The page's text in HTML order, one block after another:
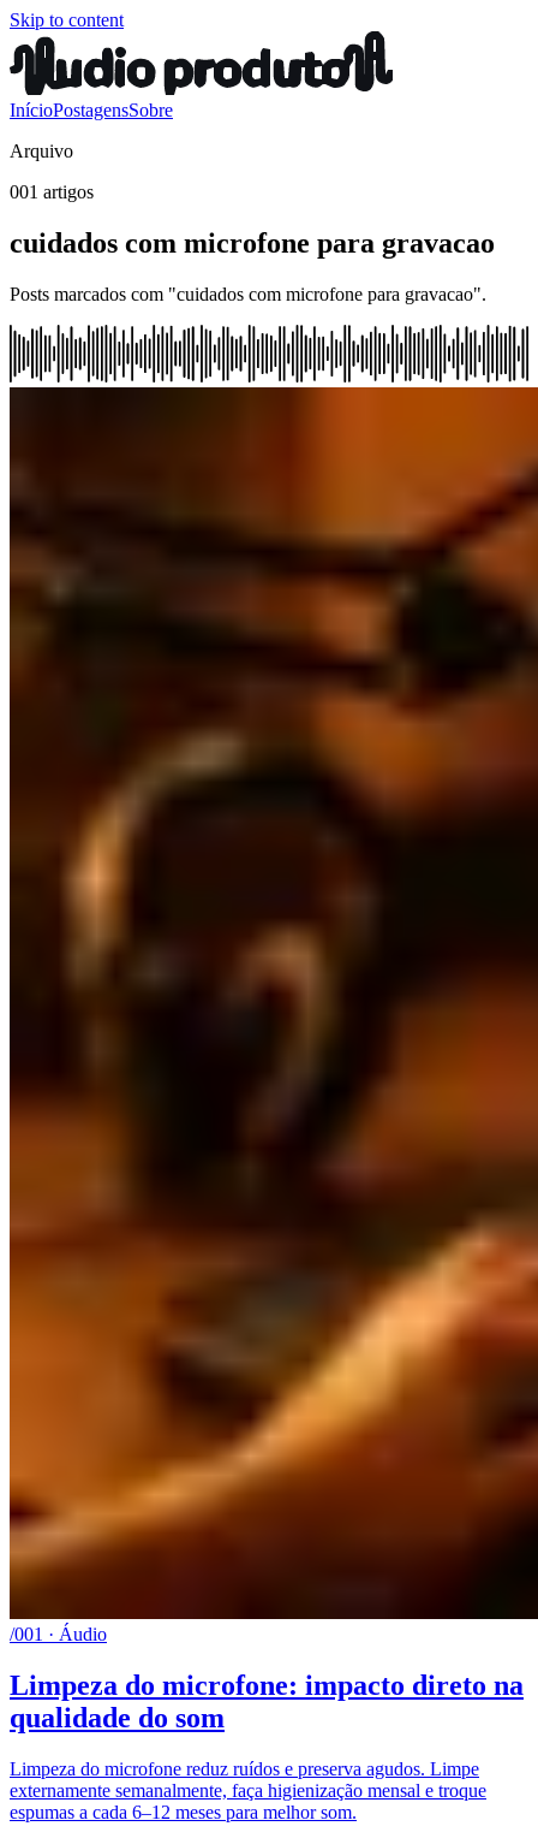
Skip to content
InícioPostagensSobre
Arquivo
001 artigos
cuidados com microfone para gravacao
Posts marcados com "cuidados com microfone para gravacao".
/001 · Áudio
Limpeza do microfone: impacto direto na
qualidade do som
Limpeza do microfone reduz ruídos e preserva agudos. Limpe
externamente semanalmente, faça higienização mensal e troque
espumas a cada 6–12 meses para melhor som.